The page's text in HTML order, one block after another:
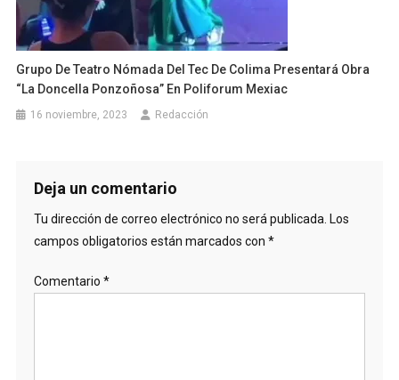
Grupo De Teatro Nómada Del Tec De Colima Presentará Obra
“La Doncella Ponzoñosa” En Poliforum Mexiac
16 noviembre, 2023 Redacción
Deja un comentario
Tu dirección de correo electrónico no será publicada. Los
campos obligatorios están marcados con *
Comentario *